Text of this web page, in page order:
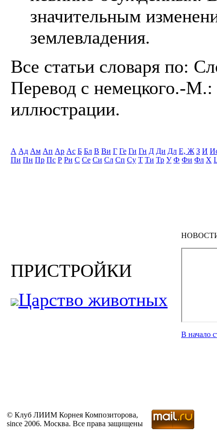
значительным
землевладения.
Все статьи словаря по:
Перевод с немецкого.-
иллюстрации.
А Ад Ам Ап Ар Ас Б Бл В Ви Г Ге Ги Гн Д Ди Дл Е, Ж З И
Пи Пн Пр Пс Р Ри С Се Си Сл Сп Су Т Ти Тр У Ф Фи Фл Х
ПРИСТРОЙКИ
Царство животных
В начало
© Клуб ЛИИМ Корнея Композиторова,
since 2006. Москва. Все права защищены